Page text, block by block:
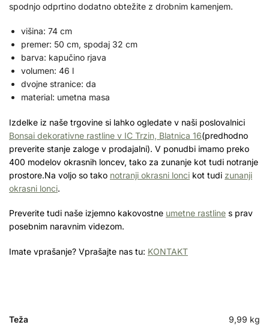
spodnjo odprtino dodatno obtežite z drobnim kamenjem.
višina: 74 cm
premer: 50 cm, spodaj 32 cm
barva: kapučino rjava
volumen: 46 l
dvojne stranice: da
material: umetna masa
Izdelke iz naše trgovine si lahko ogledate v naši poslovalnici
Bonsai dekorativne rastline v IC Trzin, Blatnica 16(predhodno
preverite stanje zaloge v prodajalni). V ponudbi imamo preko
400 modelov okrasnih loncev, tako za zunanje kot tudi notranje
prostore.Na voljo so tako notranji okrasni lonci kot tudi zunanji
okrasni lonci.
Preverite tudi naše izjemno kakovostne umetne rastline s prav
posebnim naravnim videzom.
Imate vprašanje? Vprašajte nas tu: KONTAKT
Teža 9,99 kg